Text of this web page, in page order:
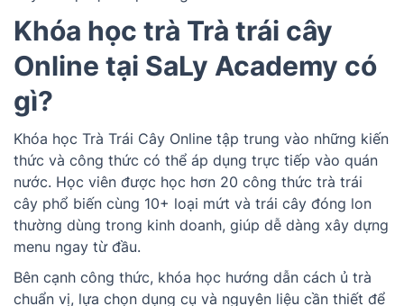
Khóa học trà Trà trái cây
Online tại SaLy Academy có
gì?
Khóa học Trà Trái Cây Online tập trung vào những kiến
thức và công thức có thể áp dụng trực tiếp vào quán
nước. Học viên được học hơn 20 công thức trà trái
cây phổ biến cùng 10+ loại mứt và trái cây đóng lon
thường dùng trong kinh doanh, giúp dễ dàng xây dựng
menu ngay từ đầu.
Bên cạnh công thức, khóa học hướng dẫn cách ủ trà
chuẩn vị, lựa chọn dụng cụ và nguyên liệu cần thiết để